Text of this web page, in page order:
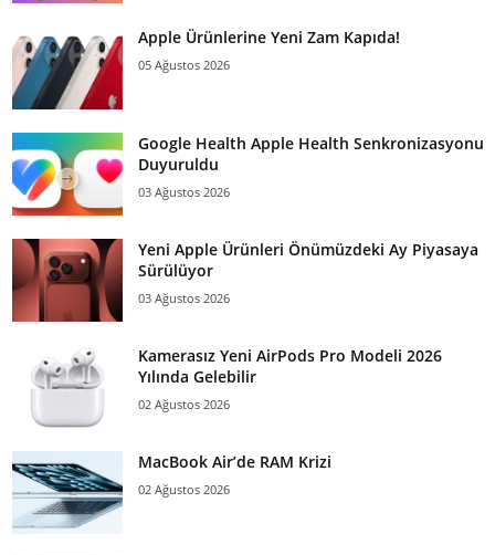
Apple Ürünlerine Yeni Zam Kapıda!
05 Ağustos 2026
Google Health Apple Health Senkronizasyonu
Duyuruldu
03 Ağustos 2026
Yeni Apple Ürünleri Önümüzdeki Ay Piyasaya
Sürülüyor
03 Ağustos 2026
Kamerasız Yeni AirPods Pro Modeli 2026
Yılında Gelebilir
02 Ağustos 2026
MacBook Air’de RAM Krizi
02 Ağustos 2026